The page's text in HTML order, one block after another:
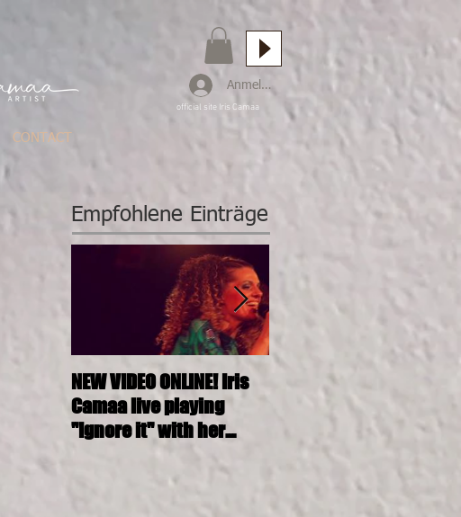
Anmelden
official site Iris Camaa
CONTACT
Empfohlene Einträge
NEW VIDEO ONLINE! Iris
Camaa live playing
"Ignore it" with her
incredible band.
26.11.2016, 20:00, IRIS
CAMAA 4tett @ SOSHANA